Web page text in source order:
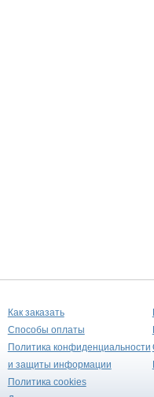
Как заказать
Способы оплаты
Политика конфиденциальности
и защиты информации
Политика cookies